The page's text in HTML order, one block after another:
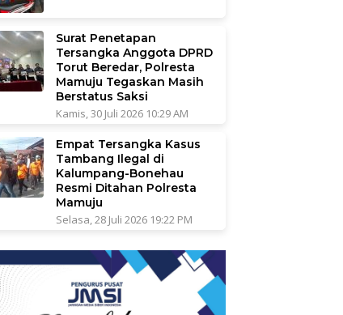
Surat Penetapan
Tersangka Anggota DPRD
Torut Beredar, Polresta
Mamuju Tegaskan Masih
Berstatus Saksi
Kamis, 30 Juli 2026 10:29 AM
Empat Tersangka Kasus
Tambang Ilegal di
Kalumpang-Bonehau
Resmi Ditahan Polresta
Mamuju
Selasa, 28 Juli 2026 19:22 PM